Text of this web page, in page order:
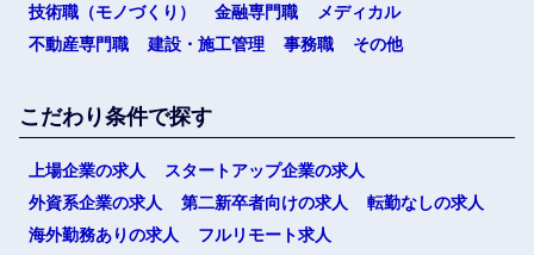
技術職（モノづくり）
金融専門職
メディカル
不動産専門職
建設・施工管理 事務職 その他
こだわり条件で探す
上場企業の求人
スタートアップ企業の求人
外資系企業の求人
第二新卒者向けの求人
転勤なしの求人
海外勤務ありの求人
フルリモート求人